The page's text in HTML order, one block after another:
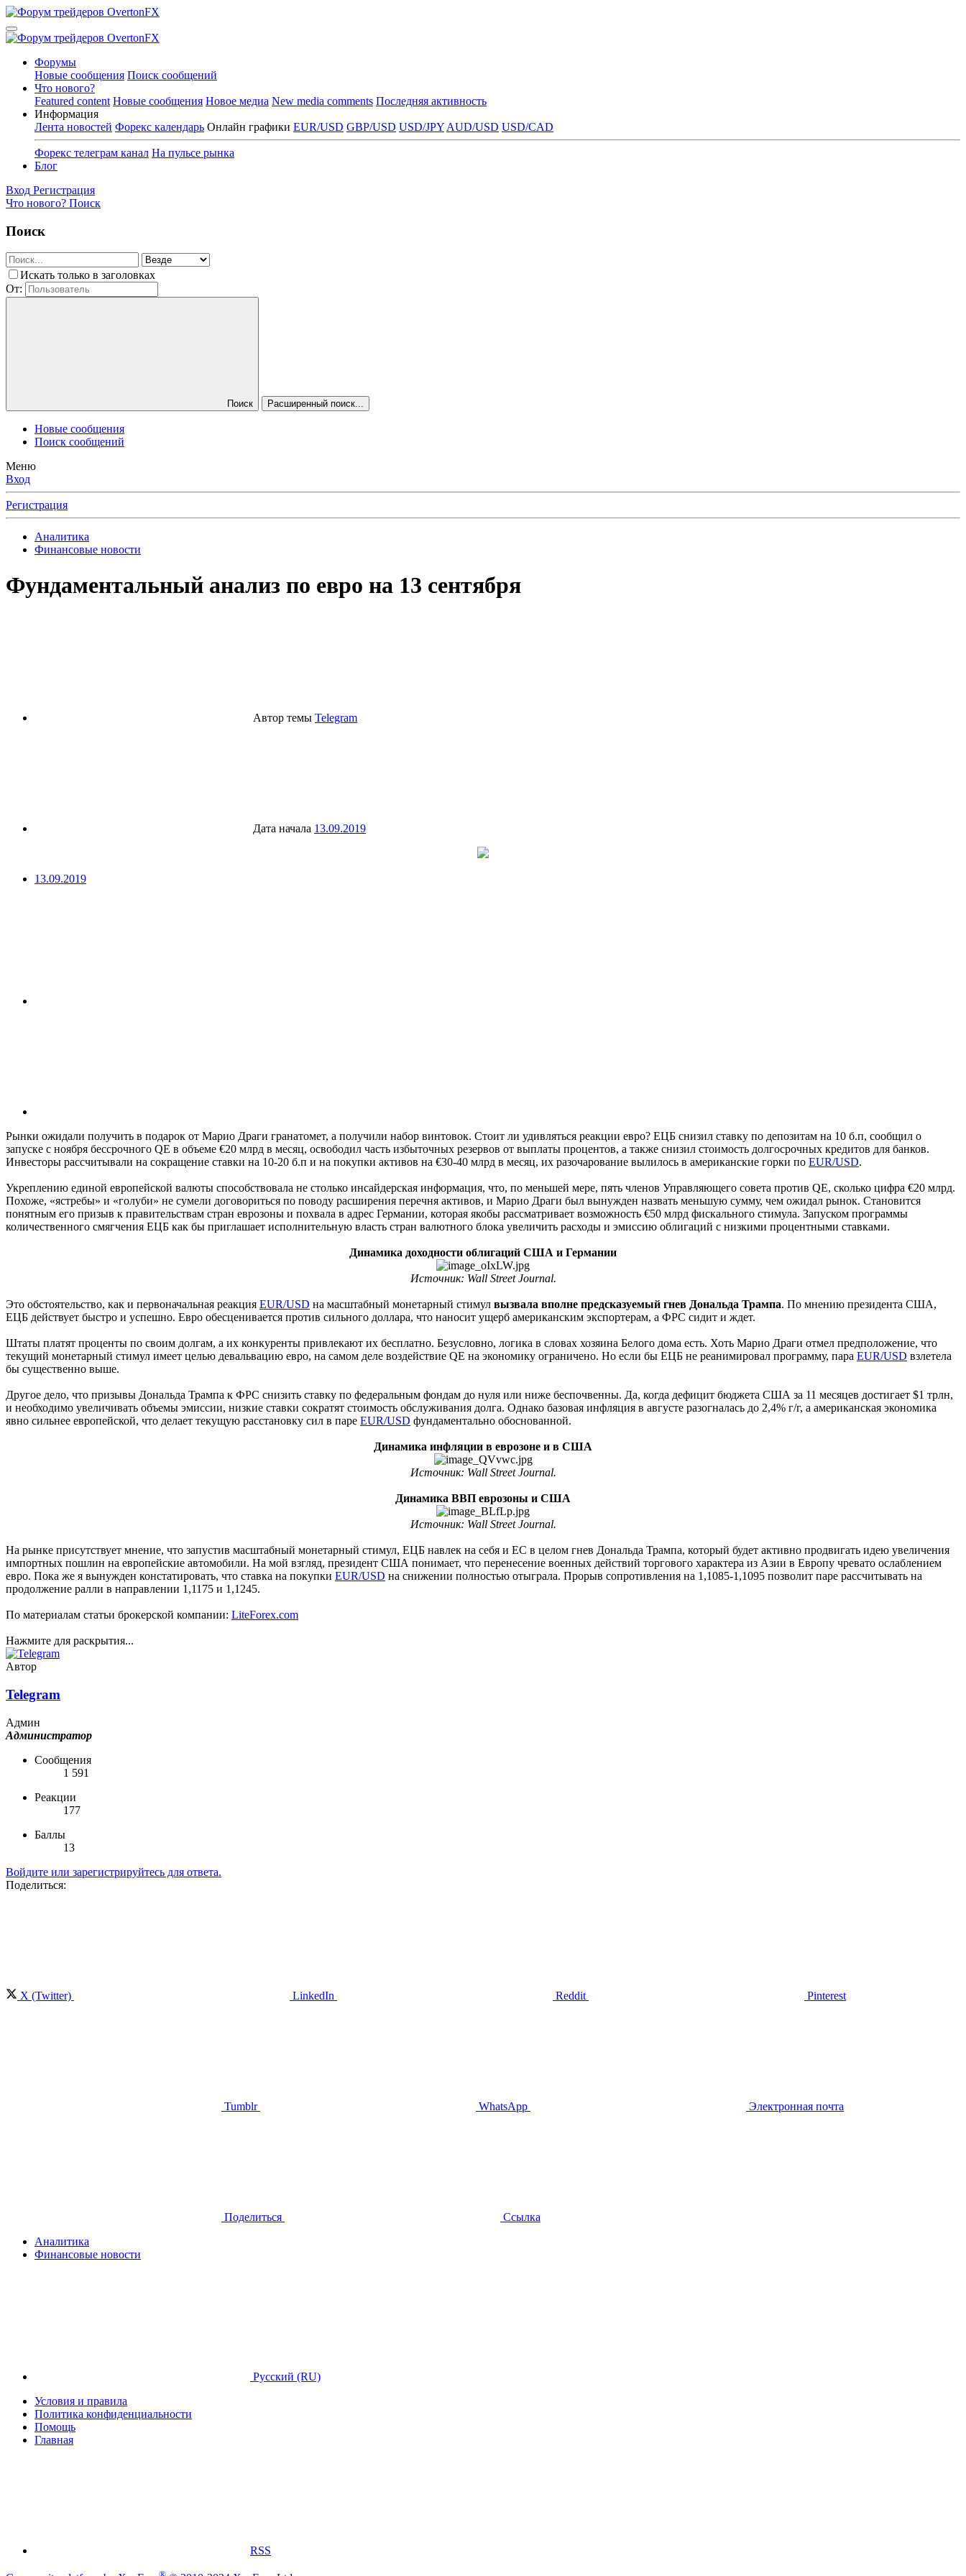
Форумы
Новые сообщения Поиск сообщений
Что нового?
Featured content Новые сообщения Новое медиа New media comments Последняя активность
Информация
Лента новостей Форекс календарь Онлайн графики EUR/USD GBP/USD USD/JPY AUD/USD USD/CAD
Форекс телеграм канал На пульсе рынка
Блог
Вход Регистрация
Что нового? Поиск
Поиск
Искать только в заголовках
От:
Поиск Расширенный поиск...
Новые сообщения
Поиск сообщений
Меню
Вход
Регистрация
Аналитика
Финансовые новости
Фундаментальный анализ по евро на 13 сентября
Автор темы Telegram
Дата начала 13.09.2019
13.09.2019
Рынки ожидали получить в подарок от Марио Драги гранатомет, а получили набор винтовок. Стоит ли удивляться реакции евро? ЕЦБ снизил ставку по депозитам на 10 б.п, сообщил о
запуске с ноября бессрочного QE в объеме €20 млрд в месяц, освободил часть избыточных резервов от выплаты процентов, а также снизил стоимость долгосрочных кредитов для банков.
Инвесторы рассчитывали на сокращение ставки на 10-20 б.п и на покупки активов на €30-40 млрд в месяц, их разочарование вылилось в американские горки по EUR/USD.
Укреплению единой европейской валюты способствовала не столько инсайдерская информация, что, по меньшей мере, пять членов Управляющего совета против QE, сколько цифра €20 млрд.
Похоже, «ястребы» и «голуби» не сумели договориться по поводу расширения перечня активов, и Марио Драги был вынужден назвать меньшую сумму, чем ожидал рынок. Становится
понятным его призыв к правительствам стран еврозоны и похвала в адрес Германии, которая якобы рассматривает возможность €50 млрд фискального стимула. Запуском программы
количественного смягчения ЕЦБ как бы приглашает исполнительную власть стран валютного блока увеличить расходы и эмиссию облигаций с низкими процентными ставками.
Динамика доходности облигаций США и Германии
Источник: Wall Street Journal.
Это обстоятельство, как и первоначальная реакция EUR/USD на масштабный монетарный стимул вызвала вполне предсказуемый гнев Дональда Трампа. По мнению президента США,
ЕЦБ действует быстро и успешно. Евро обесценивается против сильного доллара, что наносит ущерб американским экспортерам, а ФРС сидит и ждет.
Штаты платят проценты по своим долгам, а их конкуренты привлекают их бесплатно. Безусловно, логика в словах хозяина Белого дома есть. Хоть Марио Драги отмел предположение, что
текущий монетарный стимул имеет целью девальвацию евро, на самом деле воздействие QE на экономику ограничено. Но если бы ЕЦБ не реанимировал программу, пара EUR/USD взлетела
бы существенно выше.
Другое дело, что призывы Дональда Трампа к ФРС снизить ставку по федеральным фондам до нуля или ниже беспочвенны. Да, когда дефицит бюджета США за 11 месяцев достигает $1 трлн,
и необходимо увеличивать объемы эмиссии, низкие ставки сократят стоимость обслуживания долга. Однако базовая инфляция в августе разогналась до 2,4% г/г, а американская экономика
явно сильнее европейской, что делает текущую расстановку сил в паре EUR/USD фундаментально обоснованной.
Динамика инфляции в еврозоне и в США
Источник: Wall Street Journal.
Динамика ВВП еврозоны и США
Источник: Wall Street Journal.
На рынке присутствует мнение, что запустив масштабный монетарный стимул, ЕЦБ навлек на себя и ЕС в целом гнев Дональда Трампа, который будет активно продвигать идею увеличения
импортных пошлин на европейские автомобили. На мой взгляд, президент США понимает, что перенесение военных действий торгового характера из Азии в Европу чревато ослаблением
евро. Пока же я вынужден констатировать, что ставка на покупки EUR/USD на снижении полностью отыграла. Прорыв сопротивления на 1,1085-1,1095 позволит паре рассчитывать на
продолжение ралли в направлении 1,1175 и 1,1245.
По материалам статьи брокерской компании: LiteForex.com
Нажмите для раскрытия...
Автор
Telegram
Админ
Администратор
Сообщения
1 591
Реакции
177
Баллы
13
Войдите или зарегистрируйтесь для ответа.
Поделиться:
X (Twitter) LinkedIn Reddit Pinterest
Tumblr WhatsApp Электронная почта
Поделиться
Ссылка
Аналитика
Финансовые новости
Русский (RU)
Условия и правила
Политика конфиденциальности
Помощь
Главная
RSS